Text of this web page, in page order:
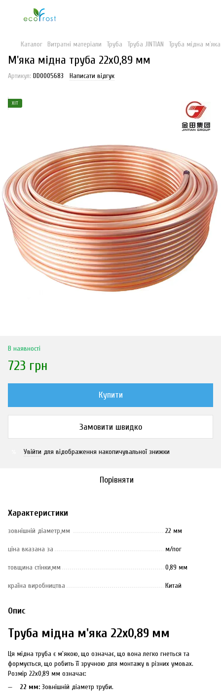
Каталог Витратні матеріали Труба Труба JINTIAN Труба мідна
М'яка мідна труба 22х0,89 мм
Артикул: DD0005683 Написати відгук
ХІТ
В наявності
723 грн
Купити
Замовити швидко
Увійти для відображення накопичувальної знижки
Порівняти
Характеристики
зовнішній діаметр,мм 22 мм
ціна вказана за м/пог
товщина стінки,мм 0,89 мм
країна виробництва Китай
Опис
Труба мідна м'яка 22х0,89 мм
Ця мідна труба є м'якою, що означає, що вона легко гнеться та
формується, що робить її зручною для монтажу в різних умовах.
Розмір 22х0,89 мм означає:
22 мм: Зовнішній діаметр труби.